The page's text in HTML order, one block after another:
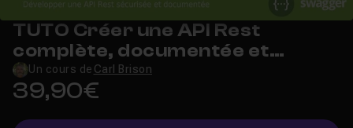
TUTO Créer une API Rest
complète, documentée et
sécurisée avec Swagger UI
Un cours de Carl Brison
39,90€